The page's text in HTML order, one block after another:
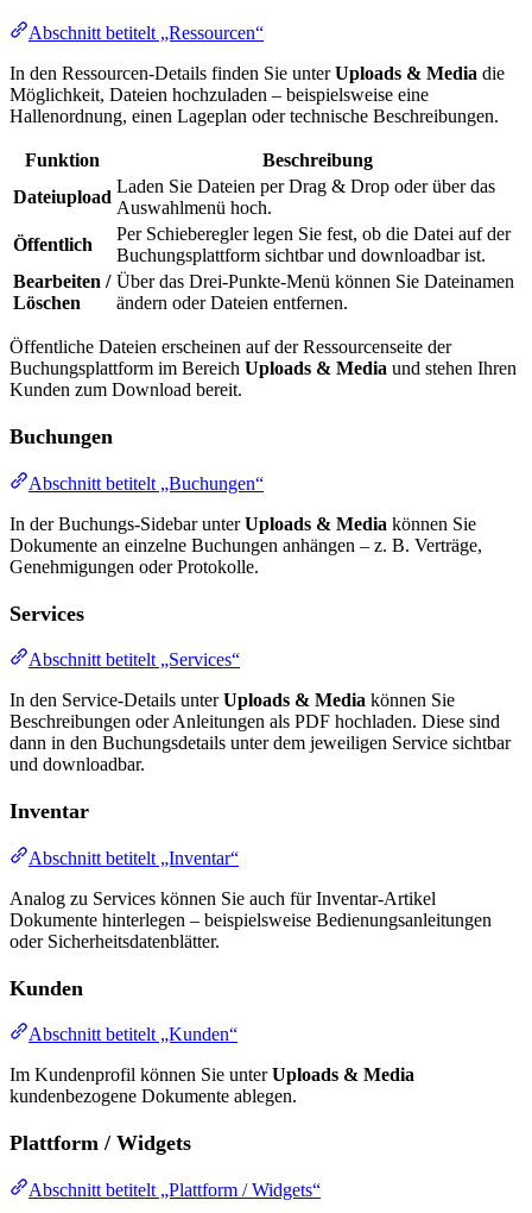
Abschnitt betitelt „Ressourcen“
In den Ressourcen-Details finden Sie unterUploads & Media die
Möglichkeit, Dateien hochzuladen – beispielsweise eine
Hallenordnung, einen Lageplan oder technische Beschreibungen.
Funktion
Beschreibung
Dateiupload
Laden Sie Dateien per Drag & Drop oder über das
Auswahlmenü hoch.
Öffentlich
Per Schieberegler legen Sie fest, ob die Datei auf der
Buchungsplattform sichtbar und downloadbar ist.
Bearbeiten /
Löschen
Über das Drei-Punkte-Menü können Sie Dateinamen
ändern oder Dateien entfernen.
Öffentliche Dateien erscheinen auf der Ressourcenseite der
Buchungsplattform im Bereich Uploads & Media und stehen Ihren
Kunden zum Download bereit.
Buchungen
Abschnitt betitelt „Buchungen“
In der Buchungs-Sidebar unterUploads & Media können Sie
Dokumente an einzelne Buchungen anhängen – z. B. Verträge,
Genehmigungen oder Protokolle.
Services
Abschnitt betitelt „Services“
In den Service-Details unterUploads & Media können Sie
Beschreibungen oder Anleitungen als PDF hochladen. Diese sind
dann in den Buchungsdetails unter dem jeweiligen Service sichtbar
und downloadbar.
Inventar
Abschnitt betitelt „Inventar“
Analog zu Services können Sie auch für Inventar-Artikel
Dokumente hinterlegen – beispielsweise Bedienungsanleitungen
oder Sicherheitsdatenblätter.
Kunden
Abschnitt betitelt „Kunden“
Im Kundenprofil können Sie unterUploads & Media
kundenbezogene Dokumente ablegen.
Plattform / Widgets
Abschnitt betitelt „Plattform / Widgets“